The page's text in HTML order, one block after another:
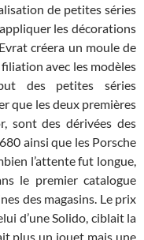
de petites séries
les décorations
créera un moule de
avec les modèles
des petites séries
que les deux premières
sont des dérivées des
ainsi que les Porsche
l’attente fut longue,
le premier catalogue
des magasins. Le prix
d’une Solido, ciblait la
plus un jouet mais une